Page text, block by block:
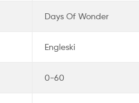
Days Of Wonder
Engleski
0-60